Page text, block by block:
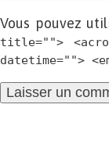
Vous pouvez
title="">
datetime="">